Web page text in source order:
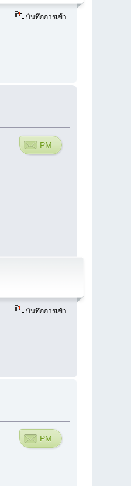
บันทึกการเข้า
PM
บันทึกการเข้า
PM